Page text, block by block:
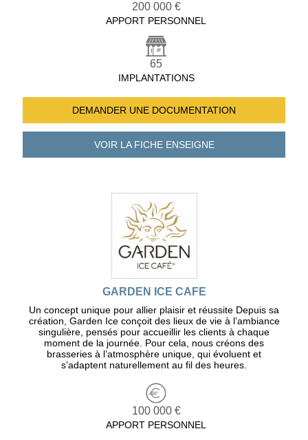
200 000 €
APPORT PERSONNEL
65
IMPLANTATIONS
DEMANDER UNE DOCUMENTATION
VOIR LA FICHEENSEIGNE
GARDEN ICE CAFE
Un concept unique pour allier plaisir et réussite Depuis sa
création, Garden Ice conçoit des lieux de vie à l’ambiance
singulière, pensés pour accueillir les clients à chaque
moment de la journée. Pour cela, nous créons des
brasseries à l’atmosphère unique, qui évoluent et
s’adaptent naturellement au fil des heures.
100 000 €
APPORT PERSONNEL